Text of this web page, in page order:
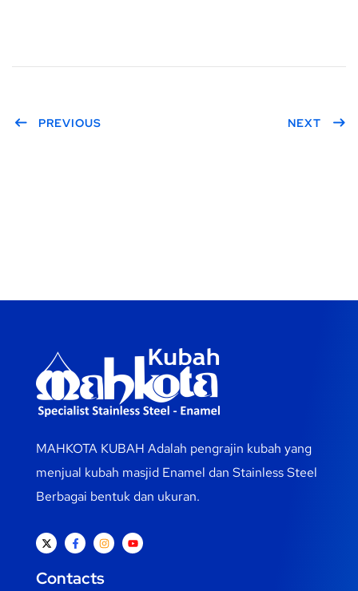
PREVIOUS NEXT
MAHKOTA KUBAH Adalah pengrajin kubah yang
menjual kubah masjid Enamel dan Stainless Steel
Berbagai bentuk dan ukuran.
Contacts